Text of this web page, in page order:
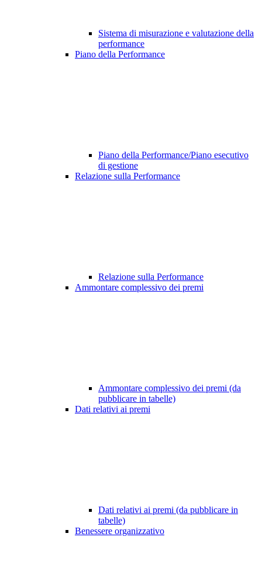
Sistema di misurazione e valutazione della
performance
Piano della Performance
Piano della Performance/Piano esecutivo
di gestione
Relazione sulla Performance
Relazione sulla Performance
Ammontare complessivo dei premi
Ammontare complessivo dei premi (da
pubblicare in tabelle)
Dati relativi ai premi
Dati relativi ai premi (da pubblicare in
tabelle)
Benessere organizzativo